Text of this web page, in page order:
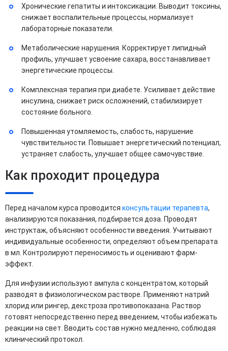
Хронические гепатиты и интоксикации. Выводит токсины,
снижает воспалительные процессы, нормализует
лабораторные показатели.
Метаболические нарушения. Корректирует липидный
профиль, улучшает усвоение сахара, восстанавливает
энергетические процессы.
Комплексная терапия при диабете. Усиливает действие
инсулина, снижает риск осложнений, стабилизирует
состояние больного.
Повышенная утомляемость, слабость, нарушение
чувствительности. Повышает энергетический потенциал,
устраняет слабость, улучшает общее самочувствие.
Как проходит процедура
Перед началом курса проводится консультации терапевта,
анализируются показания, подбирается доза. Проводят
инструктаж, объясняют особенности введения. Учитывают
индивидуальные особенности, определяют объем препарата
в мл. Контролируют переносимость и оценивают фарм-
эффект.
Для инфузии используют ампула с концентратом, который
разводят в физиологическом растворе. Применяют натрий
хлорид или рингер, декстроза противопоказана. Раствор
готовят непосредственно перед введением, чтобы избежать
реакции на свет. Вводить состав нужно медленно, соблюдая
клинический протокол.